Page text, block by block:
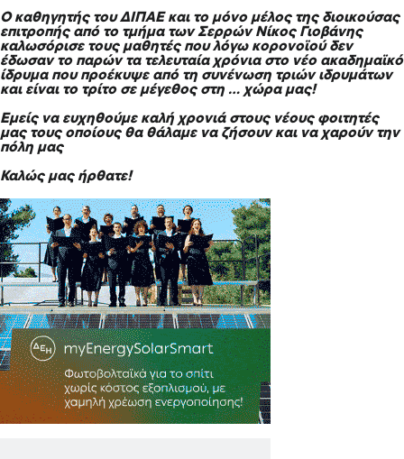
Ο καθηγητής του ΔΙΠΑΕ και το μόνο μέλος της διοικούσας
επιτροπής από το τμήμα των Σερρών Νίκος Γιοβάνης
καλωσόρισε τους μαθητές που λόγω κορονοϊού δεν
έδωσαν το παρών τα τελευταία χρόνια στο νέο ακαδημαϊκό
ίδρυμα που προέκυψε από τη συνένωση τριών ιδρυμάτων
και είναι το τρίτο σε μέγεθος στη … χώρα μας!
Εμείς να ευχηθούμε καλή χρονιά στους νέους φοιτητές
μας τους οποίους θα θάλαμε να ζήσουν και να χαρούν την
πόλη μας
Καλώς μας ήρθατε!